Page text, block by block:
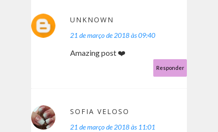
UNKNOWN
21 de março de 2018 às 09:40
Amazing post ❤️
Responder
SOFIA VELOSO
21 de março de 2018 às 11:01